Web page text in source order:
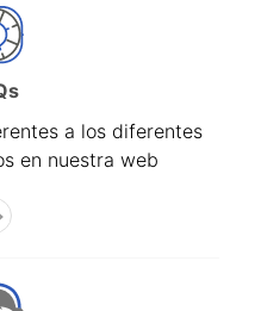
a los diferentes
en nuestra web